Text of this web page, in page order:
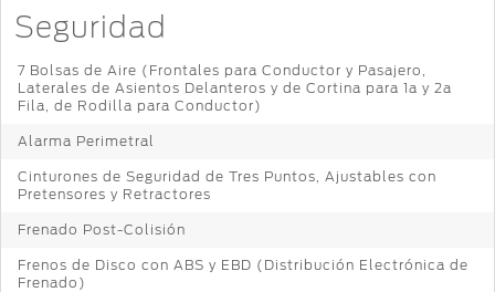
Seguridad
7 Bolsas de Aire (Frontales para Conductor y Pasajero,
Laterales de Asientos Delanteros y de Cortina para 1a y 2a
Fila, de Rodilla para Conductor)
Alarma Perimetral
Cinturones de Seguridad de Tres Puntos, Ajustables con
Pretensores y Retractores
Frenado Post-Colisión
Frenos de Disco con ABS y EBD (Distribución Electrónica de
Frenado)